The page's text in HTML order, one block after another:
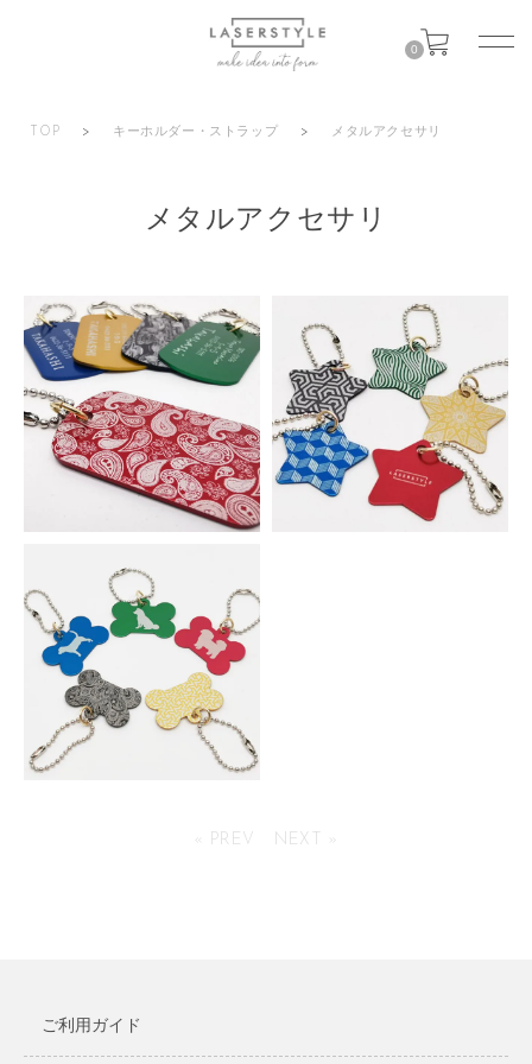
0
TOP > キーホルダー・ストラップ > メタルアクセサリ
メタルアクセサリ
アルマイトメタルタグ ミリタリ
ー
341円(税込)
« PREV NEXT »
ご利用ガイド